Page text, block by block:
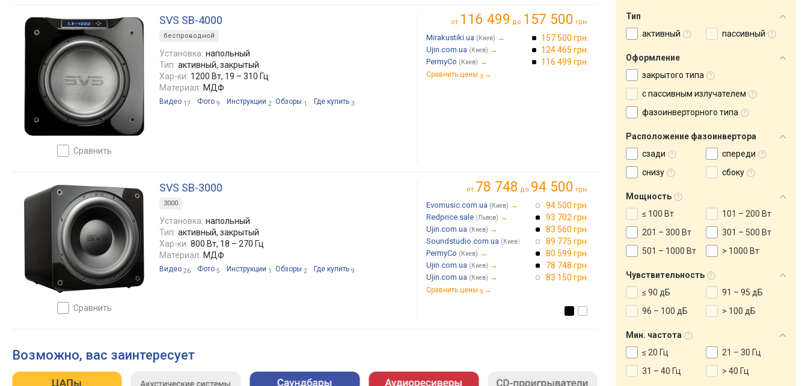
сравнить
SVS SB-4000
беспроводной
Установка: напольный
Тип: активный, закрытый
Хар-ки: 1200 Вт, 19 – 310 Гц
Материал: МДФ
Видео 17 Фото 9 Инструкции 2 Обзоры 1 Где купить 3
от 116 499 до 157 500 грн.
Mirakustiki.ua (Киев) → 157 500 грн.
Ujin.com.ua (Киев) → 124 465 грн.
PermyCo (Киев) → 116 499 грн.
Сравнить цены 3 →
сравнить
SVS SB-3000
3000
Установка: напольный
Тип: активный, закрытый
Хар-ки: 800 Вт, 18 – 270 Гц
Материал: МДФ
Видео 26 Фото 5 Инструкции 1 Обзоры 2 Где купить 9
от 78 748 до 94 500 грн.
Evomusic.com.ua (Киев) → 94 500 грн.
Redprice.sale (Львов) → 93 702 грн.
Ujin.com.ua (Киев) → 83 560 грн.
Soundstudio.com.ua (Киев) 89 775 грн.
PermyCo (Киев) → 80 599 грн.
Ujin.com.ua (Киев) → 78 748 грн.
Ujin.com.ua (Киев) → 83 150 грн.
Сравнить цены 9 →
Возможно, вас заинтересует
Тип
активный
пассивный
Оформление
закрытого типа
с пассивным излучателем
фазоинверторного типа
Расположение фазоинвертора
сзади
спереди
снизу
сбоку
Мощность
≤ 100 Вт
101 – 200 Вт
201 – 300 Вт
301 – 500 Вт
501 – 1000 Вт
> 1000 Вт
Чувствительность
≤ 90 дБ
91 – 95 дБ
96 – 100 дБ
> 100 дБ
Мин. частота
≤ 20 Гц
21 – 30 Гц
31 – 40 Гц
> 40 Гц